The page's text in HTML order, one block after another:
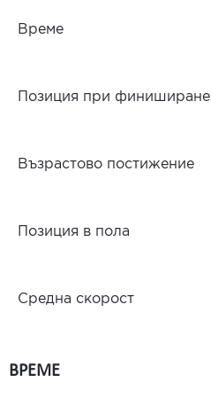
Време
Позиция при финиширане
Възрастово постижение
Позиция в пола
Средна скорост
ВРЕМЕ